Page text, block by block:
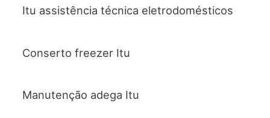
Itu assistência técnica eletrodomésticos
Conserto freezer Itu
Manutenção adega Itu